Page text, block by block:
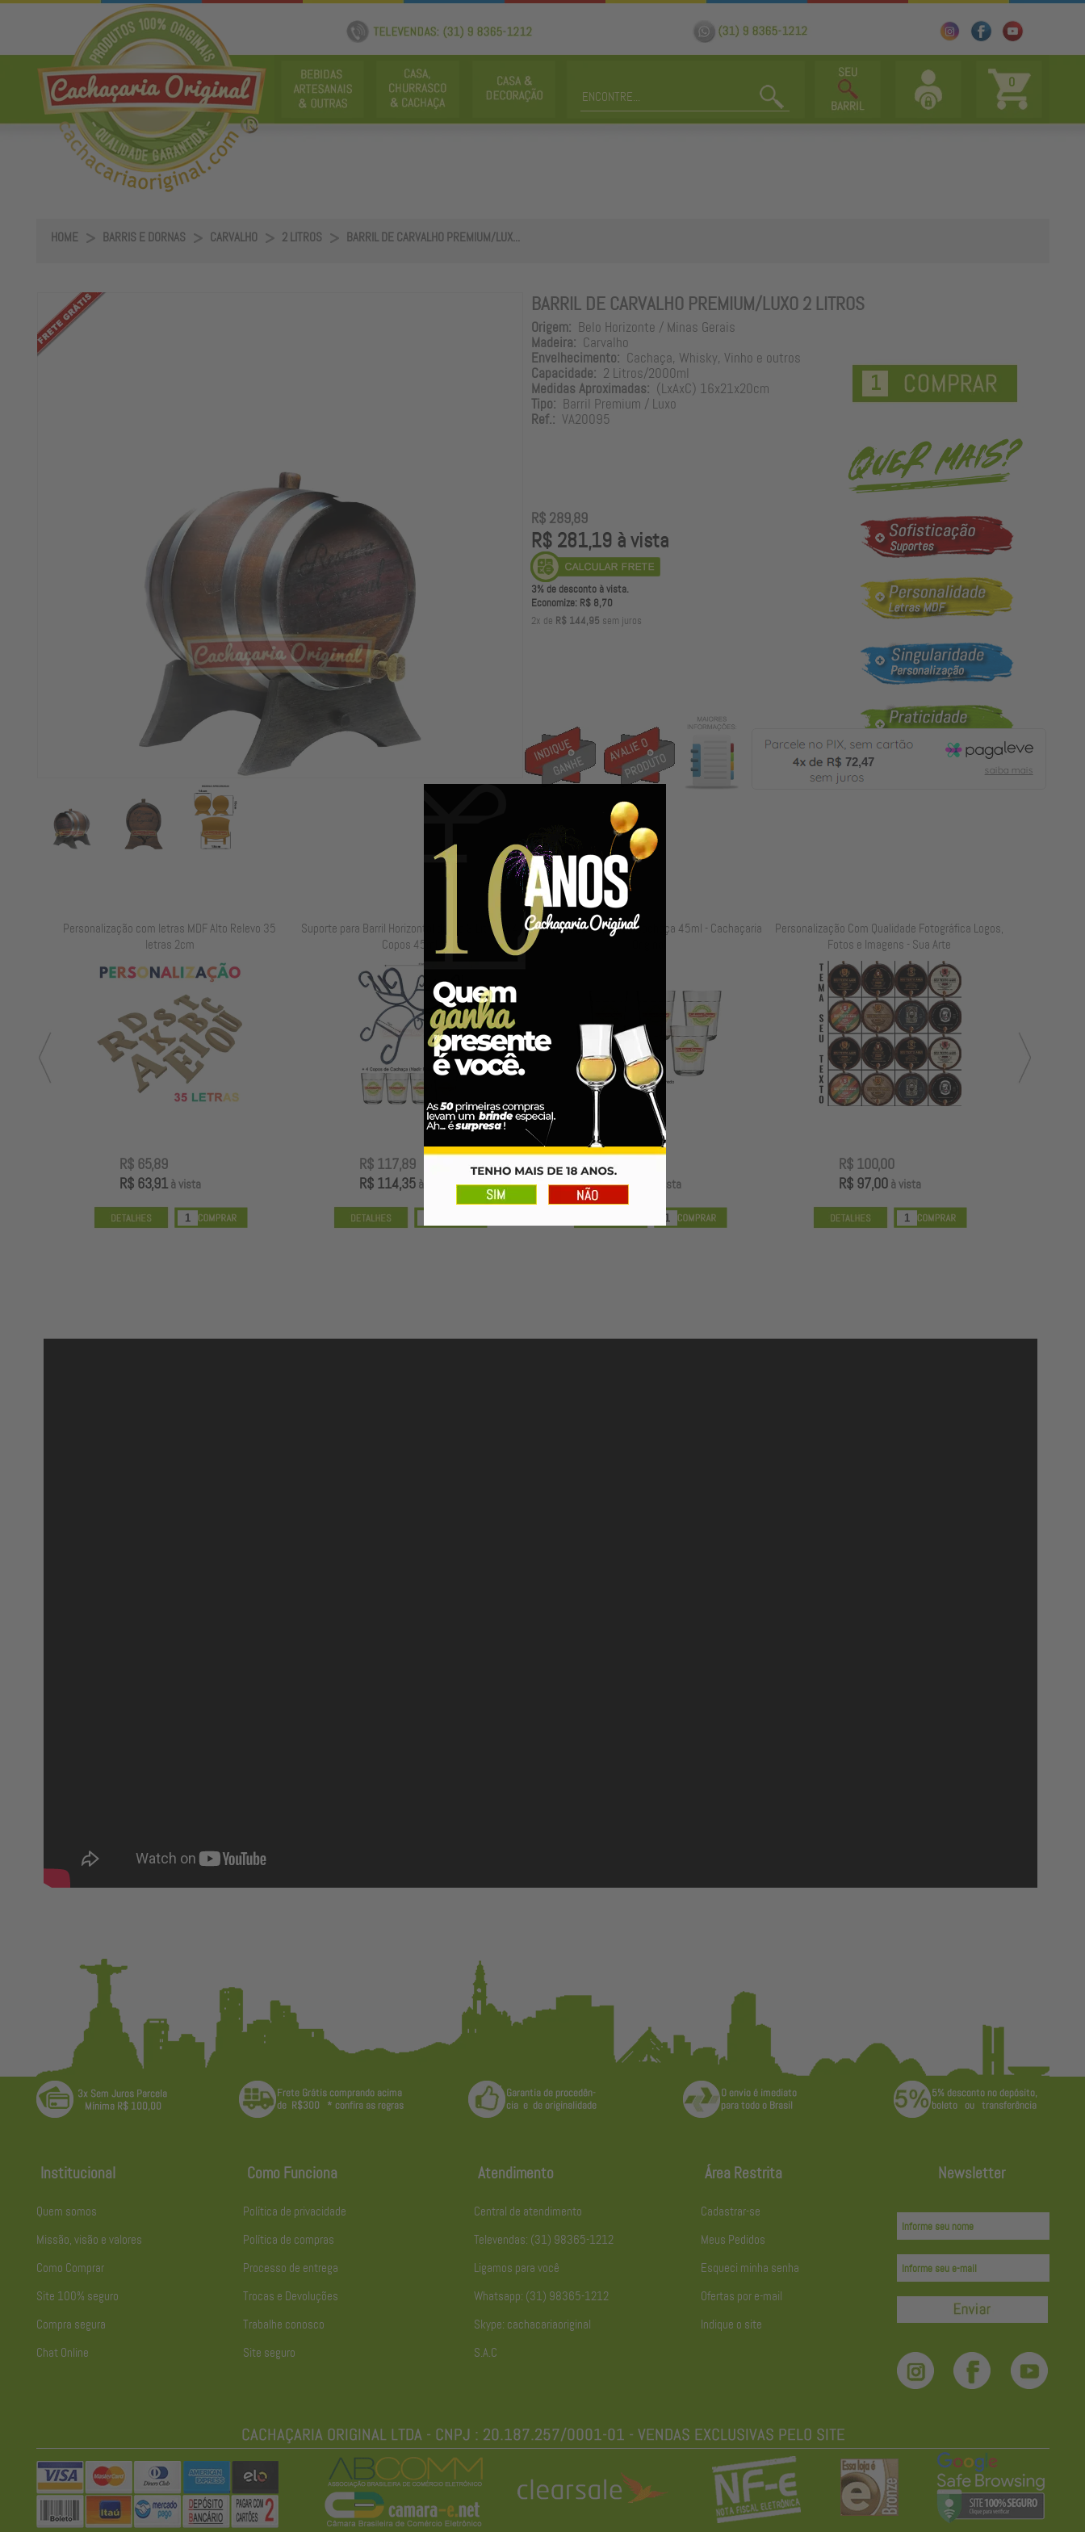
0
HOME BARRIS E DORNAS CARVALHO 2 LITROS BARRIL DE CARVALHO PREMIUM/LUX...
BARRIL DE CARVALHO PREMIUM/LUXO 2 LITROS
Origem: Belo Horizonte / Minas Gerais
Madeira: Carvalho
Envelhecimento: Cachaça, Whisky, Vinho e outros
Capacidade: 2 Litros/2000ml
Medidas Aproximadas: (LxAxC) 16x21x20cm
Tipo: Barril Premium / Luxo
Ref.: VA20095
R$ 289,89
R$ 281,19 à vista
3% de desconto à vista.
Economize: R$ 8,70
2x de R$ 144,95 sem juros
72,47
Personalização com letras MDF Alto Relevo 35
letras 2cm
R$ 65,89
R$ 63,91à vista
Suporte para Barril Horizontal de 2 a 3 Litros e 4
Copos 45ml
R$ 117,89
R$ 114,35à vista
Kit com 10 Copos de Cachaça 45ml - Cachaçaria
R$ 99,00
R$ 96,03
à vista
Personalização Com Qualidade Fotográfica Logos,
Fotos e Imagens - Sua Arte
R$ 100,00
R$ 97,00à vista
Institucional
Quem somos
Missão, visão e valores
Como Comprar
Site 100% seguro
Compra segura
Chat Online
Como Funciona
Política de privacidade
Política de compras
Processo de entrega
Trocas e Devoluções
Trabalhe conosco
Site seguro
Atendimento
Central de atendimento
Televendas: (31) 98365-1212
Ligamos para você
Whatsapp: (31) 98365-1212
Skype: cachacariaoriginal
S.A.C
Área Restrita
Cadastrar-se
Meus Pedidos
Esqueci minha senha
Ofertas por e-mail
Indique o site
Newsletter